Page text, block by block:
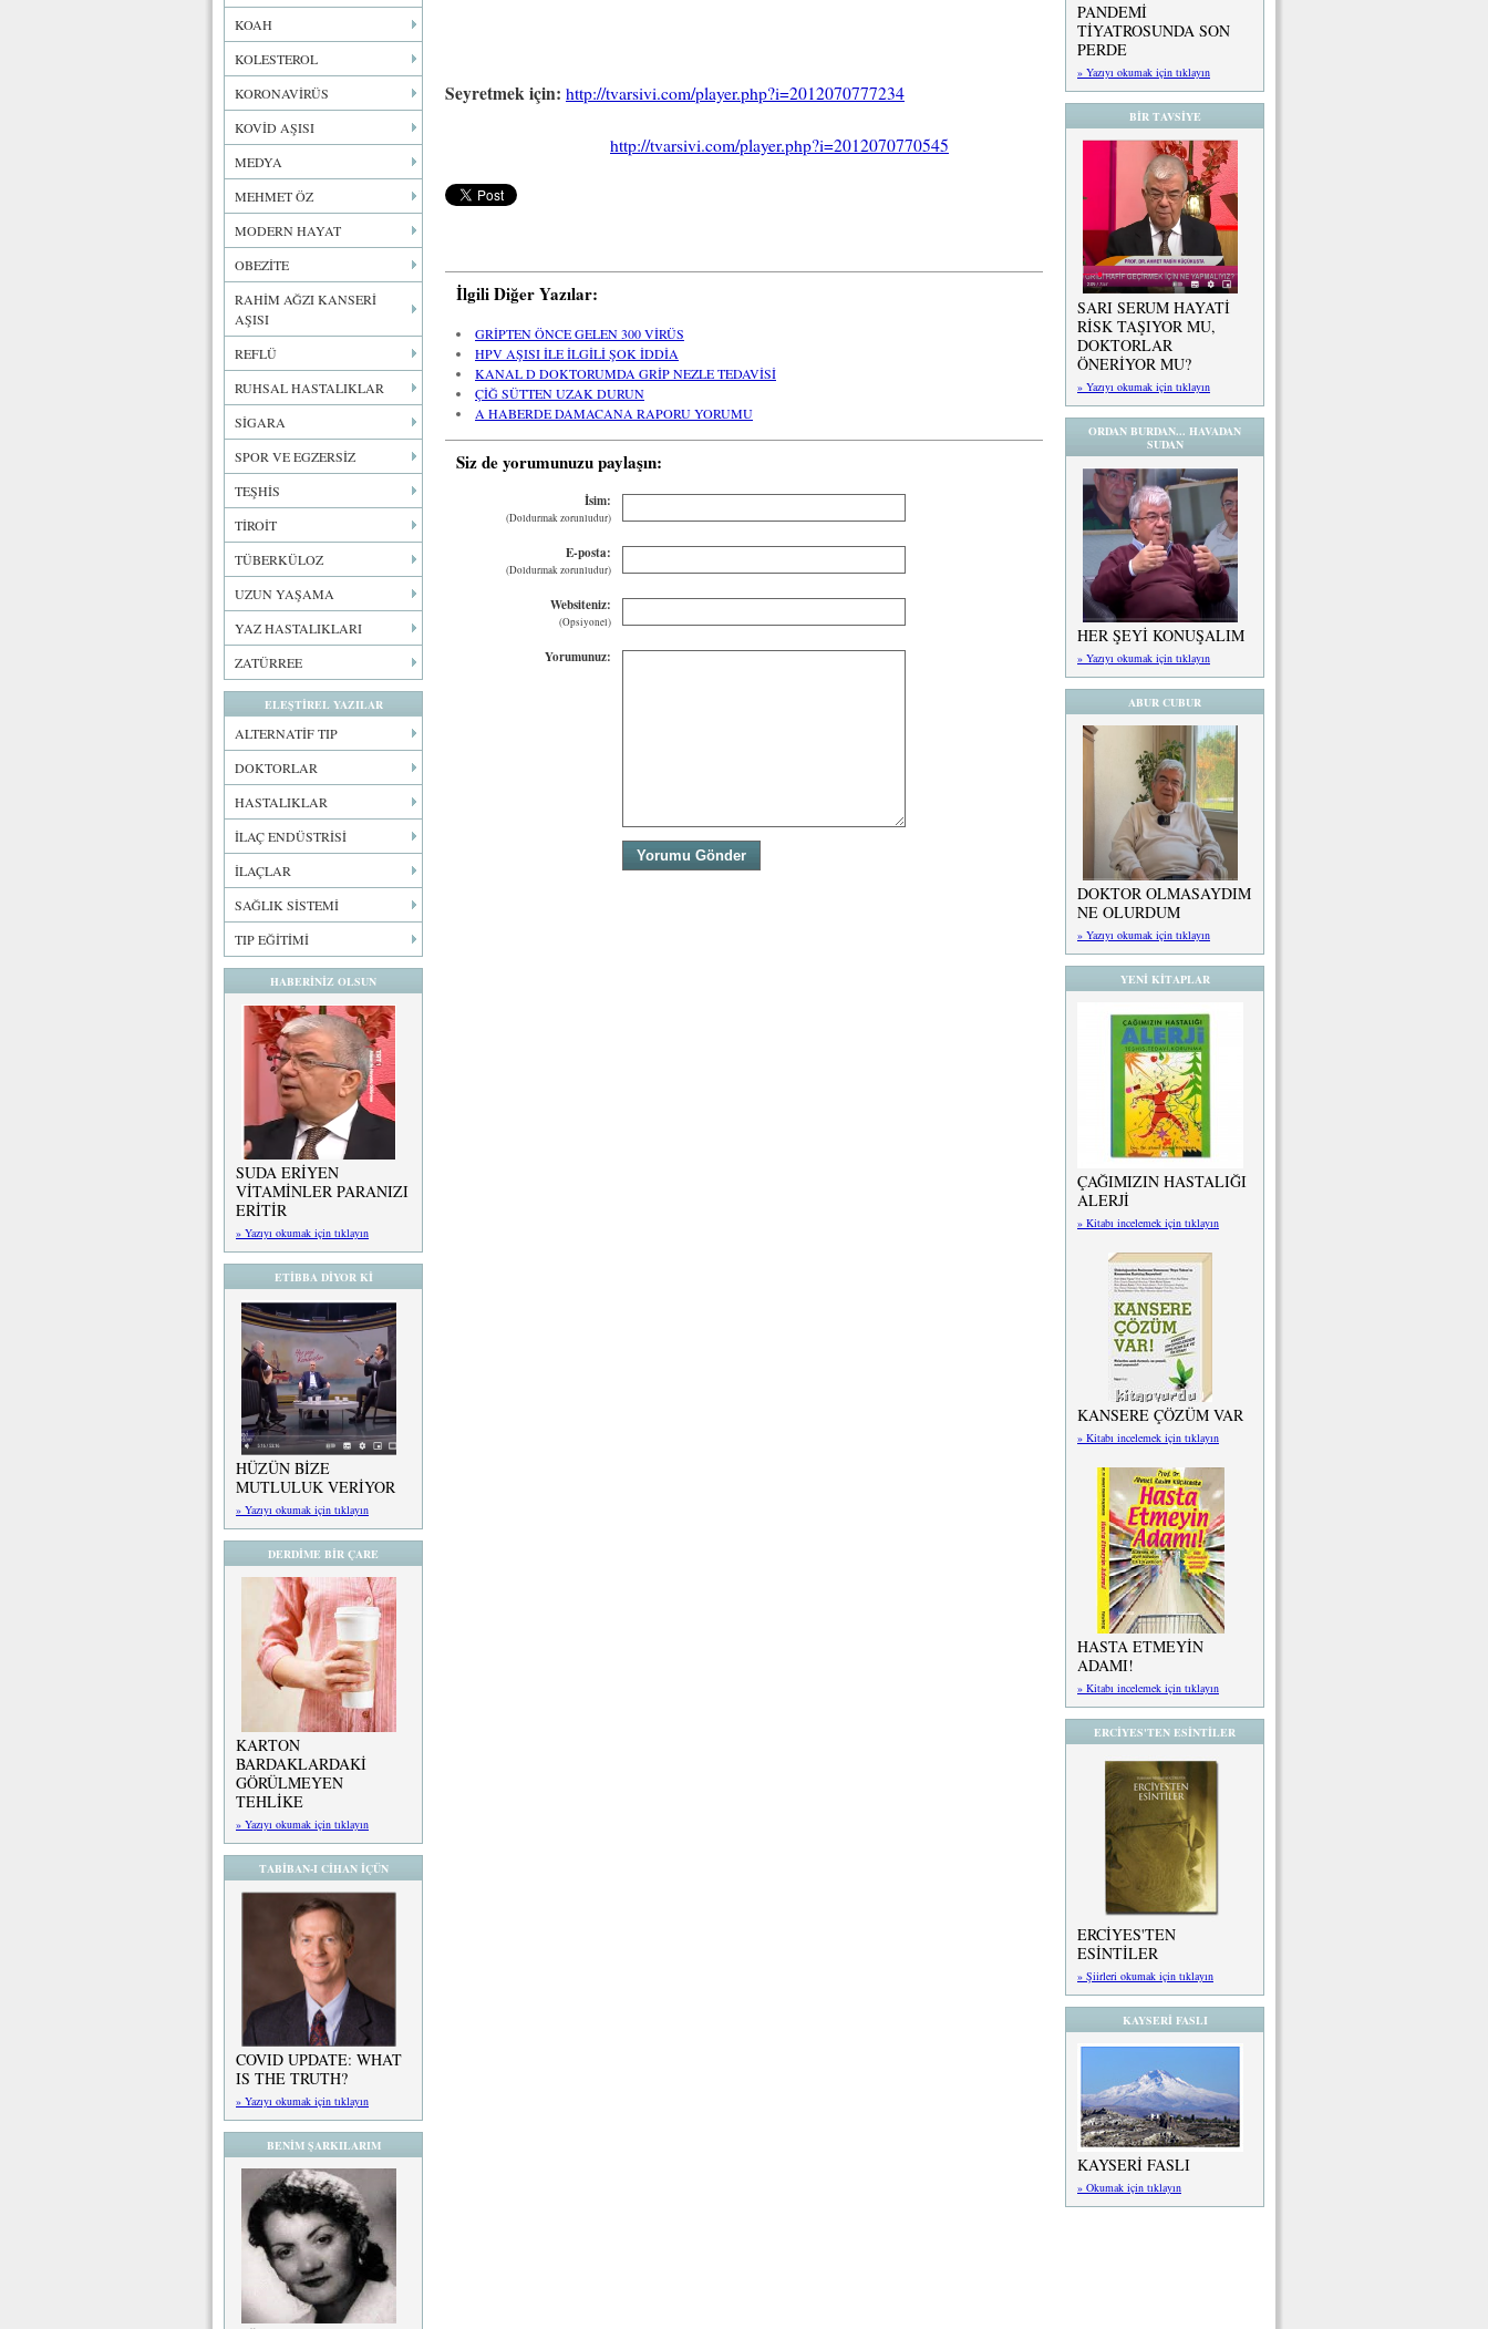
KOAH
KOLESTEROL
KORONAVİRÜS
KOVİD AŞISI
MEDYA
MEHMET ÖZ
MODERN HAYAT
OBEZİTE
RAHİM AĞZI KANSERİ
AŞISI
REFLÜ
RUHSAL HASTALIKLAR
SİGARA
SPOR VE EGZERSİZ
TEŞHİS
TİROİT
TÜBERKÜLOZ
UZUN YAŞAMA
YAZ HASTALIKLARI
ZATÜRREE
ELEŞTİREL YAZILAR
ALTERNATİF TIP
DOKTORLAR
HASTALIKLAR
İLAÇ ENDÜSTRİSİ
İLAÇLAR
SAĞLIK SİSTEMİ
TIP EĞİTİMİ
HABERİNİZ OLSUN
SUDA ERİYEN
VİTAMİNLER PARANIZI
ERİTİR
» Yazıyı okumak için tıklayın
ETİBBA DİYOR Kİ
HÜZÜN BİZE
MUTLULUK VERİYOR
» Yazıyı okumak için tıklayın
DERDİME BİR ÇARE
KARTON
BARDAKLARDAKİ
GÖRÜLMEYEN
TEHLİKE
» Yazıyı okumak için tıklayın
TABİBAN-I CİHAN İÇÜN
COVID UPDATE: WHAT
IS THE TRUTH?
» Yazıyı okumak için tıklayın
BENİM ŞARKILARIM
Seyretmek için: http://tvarsivi.com/player.php?i=2012070777234
http://tvarsivi.com/player.php?i=2012070770545
İlgili Diğer Yazılar:
GRİPTEN ÖNCE GELEN 300 VİRÜS
HPV AŞISI İLE İLGİLİ ŞOK İDDİA
KANAL D DOKTORUMDA GRİP NEZLE TEDAVİSİ
ÇİĞ SÜTTEN UZAK DURUN
A HABERDE DAMACANA RAPORU YORUMU
Siz de yorumunuzu paylaşın:
İsim:
(Doldurmak zorunludur)
E-posta:
(Doldurmak zorunludur)
Websiteniz:
(Opsiyonel)
Yorumunuz:
PANDEMİ
TİYATROSUNDA SON
PERDE
» Yazıyı okumak için tıklayın
BİR TAVSİYE
SARI SERUM HAYATİ
RİSK TAŞIYOR MU,
DOKTORLAR
ÖNERİYOR MU?
» Yazıyı okumak için tıklayın
ORDAN BURDAN... HAVADAN
SUDAN
HER ŞEYİ KONUŞALIM
» Yazıyı okumak için tıklayın
ABUR CUBUR
DOKTOR OLMASAYDIM
NE OLURDUM
» Yazıyı okumak için tıklayın
YENİ KİTAPLAR
ÇAĞIMIZIN HASTALIĞI
ALERJİ
» Kitabı incelemek için tıklayın
KANSERE ÇÖZÜM VAR
» Kitabı incelemek için tıklayın
HASTA ETMEYİN
ADAMI!
» Kitabı incelemek için tıklayın
ERCİYES'TEN ESİNTİLER
ERCİYES'TEN
ESİNTİLER
» Şiirleri okumak için tıklayın
KAYSERİ FASLI
KAYSERİ FASLI
» Okumak için tıklayın